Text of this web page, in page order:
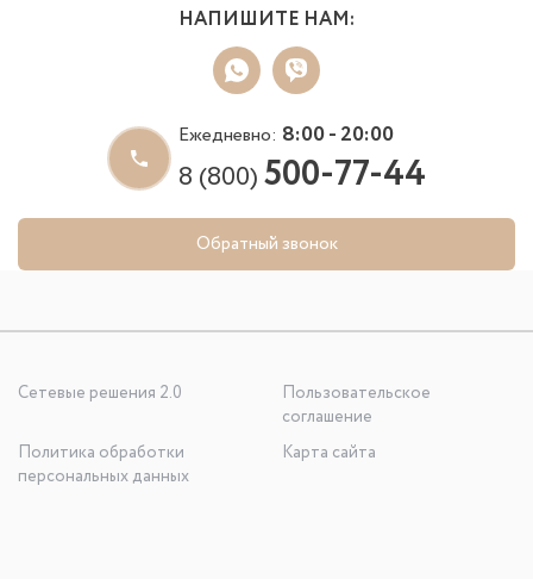
НАПИШИТЕ НАМ:
Ежедневно: 8:00 - 20:00
8 (800)500-77-44
Обратный звонок
Сетевые решения 2.0
Пользовательское
соглашение
Политика обработки
персональных данных
Карта сайта